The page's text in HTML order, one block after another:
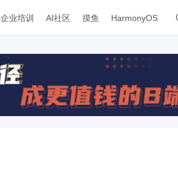
企业培训 AI社区 摸鱼 HarmonyOS